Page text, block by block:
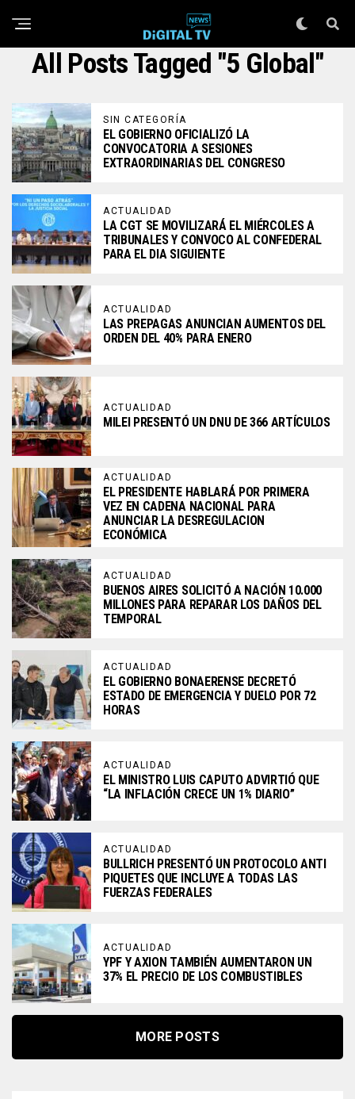
All Posts Tagged "5 Global"
SIN CATEGORÍA
EL GOBIERNO OFICIALIZÓ LA
CONVOCATORIA A SESIONES
EXTRAORDINARIAS DEL CONGRESO
ACTUALIDAD
LA CGT SE MOVILIZARÁ EL MIÉRCOLES A
TRIBUNALES Y CONVOCO AL CONFEDERAL
PARA EL DIA SIGUIENTE
ACTUALIDAD
LAS PREPAGAS ANUNCIAN AUMENTOS DEL
ORDEN DEL 40% PARA ENERO
ACTUALIDAD
MILEI PRESENTÓ UN DNU DE 366 ARTÍCULOS
ACTUALIDAD
EL PRESIDENTE HABLARÁ POR PRIMERA
VEZ EN CADENA NACIONAL PARA
ANUNCIAR LA DESREGULACION
ECONÓMICA
ACTUALIDAD
BUENOS AIRES SOLICITÓ A NACIÓN 10.000
MILLONES PARA REPARAR LOS DAÑOS DEL
TEMPORAL
ACTUALIDAD
EL GOBIERNO BONAERENSE DECRETÓ
ESTADO DE EMERGENCIA Y DUELO POR 72
HORAS
ACTUALIDAD
EL MINISTRO LUIS CAPUTO ADVIRTIÓ QUE
“LA INFLACIÓN CRECE UN 1% DIARIO”
ACTUALIDAD
BULLRICH PRESENTÓ UN PROTOCOLO ANTI
PIQUETES QUE INCLUYE A TODAS LAS
FUERZAS FEDERALES
ACTUALIDAD
YPF Y AXION TAMBIÉN AUMENTARON UN
37% EL PRECIO DE LOS COMBUSTIBLES
MORE POSTS